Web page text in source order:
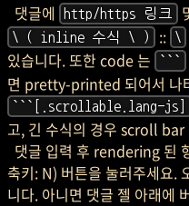
댓글에 http/https 링크
\ ( inline 수식 \ ) :: \
있습니다. 또한 code 는
```
면 pretty-printed 되어서 나
```[.scrollable.lang-js]
고, 긴 수식의 경우 scroll bar
댓글 입력 후 rendering 된
축키: N) 버튼을 눌러주세요.
니다. 아니면 댓글 젤 아래에